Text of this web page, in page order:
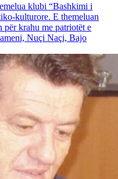
klubi “Bashkimi i
kulturore. E themeluan
krahu me patriotët e
Nuçi Naçi, Bajo